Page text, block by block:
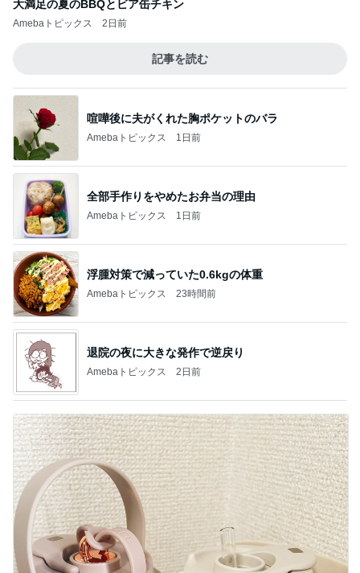
大満足の夏のBBQとビア缶チキン
Amebaトピックス 2日前
記事を読む
喧嘩後に夫がくれた胸ポケットのバラ
Amebaトピックス 1日前
全部手作りをやめたお弁当の理由
Amebaトピックス 1日前
浮腫対策で減っていた0.6kgの体重
Amebaトピックス 23時間前
退院の夜に大きな発作で逆戻り
Amebaトピックス 2日前